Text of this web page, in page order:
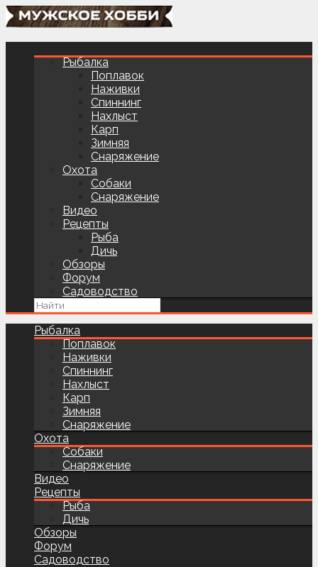
Рыбалка
Поплавок
Наживки
Спиннинг
Нахлыст
Карп
Зимняя
Снаряжение
Охота
Собаки
Снаряжение
Видео
Рецепты
Рыба
Дичь
Обзоры
Форум
Садоводство
Рыбалка
Поплавок
Наживки
Спиннинг
Нахлыст
Карп
Зимняя
Снаряжение
Охота
Собаки
Снаряжение
Видео
Рецепты
Рыба
Дичь
Обзоры
Форум
Садоводство